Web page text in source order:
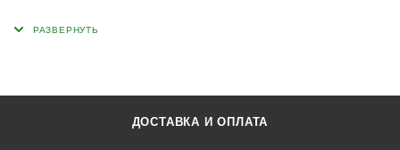
ДОСТАВКА И ОПЛАТА